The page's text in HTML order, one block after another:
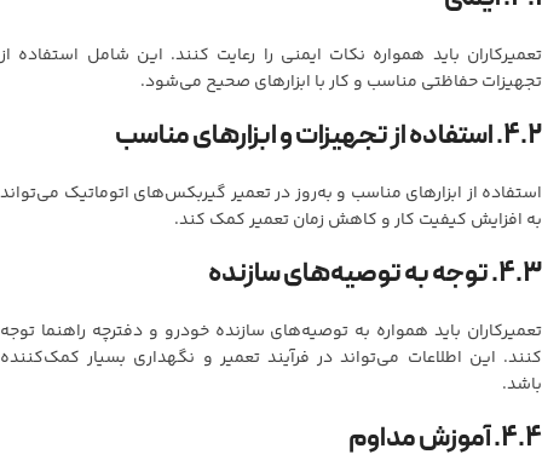
تعمیرکاران باید همواره نکات ایمنی را رعایت کنند. این شامل استفاده از
تجهیزات حفاظتی مناسب و کار با ابزارهای صحیح می‌شود.
۴.۲. استفاده از تجهیزات و ابزارهای مناسب
استفاده از ابزارهای مناسب و به‌روز در تعمیر گیربکس‌های اتوماتیک می‌تواند
به افزایش کیفیت کار و کاهش زمان تعمیر کمک کند.
۴.۳. توجه به توصیه‌های سازنده
تعمیرکاران باید همواره به توصیه‌های سازنده خودرو و دفترچه راهنما توجه
کنند. این اطلاعات می‌تواند در فرآیند تعمیر و نگهداری بسیار کمک‌کننده
باشد.
۴.۴. آموزش مداوم